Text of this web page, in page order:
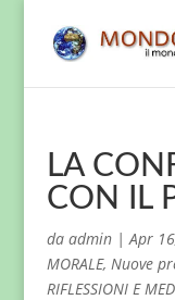
LA
CON IL
da admin|Apr
MORALE, Nuove
RIFLESSIONI E